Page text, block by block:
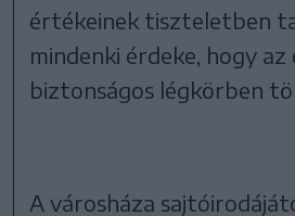
értékeinek tiszteletben
mindenki érdeke, hogy
biztonságos légkörben
A városháza